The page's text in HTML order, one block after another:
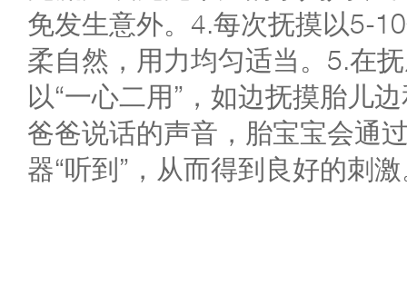
免发生意外。4.每次抚摸以5-
柔自然，用力均匀适当。5.在
以“一心二用”，如边抚摸胎儿
爸爸说话的声音，胎宝宝会通
器“听到”，从而得到良好的刺